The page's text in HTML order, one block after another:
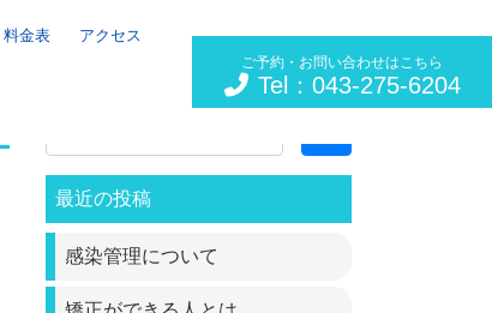
料金表 アクセス
ご予約・お問い合わせはこちら
Tel：043-275-6204
最近の投稿
感染管理について